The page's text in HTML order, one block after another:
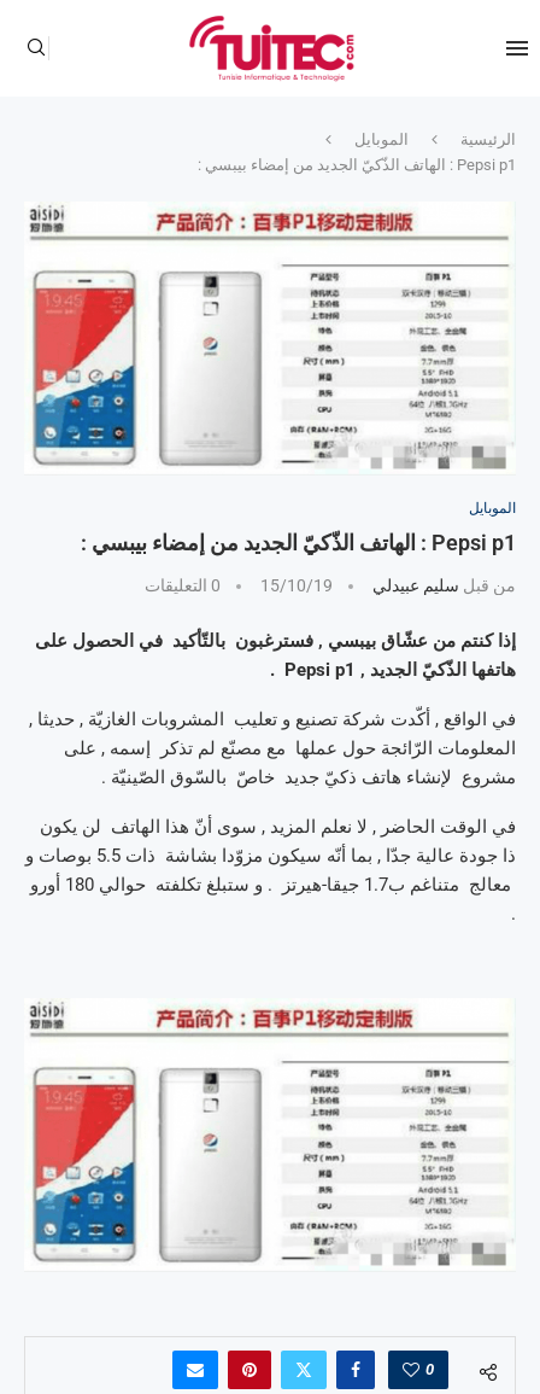
الرئيسية
الموبايل
Pepsi p1 : الهاتف الذّكيّ الجديد من إمضاء بيبسي :
الموبايل
Pepsi p1 : الهاتف الذّكيّ الجديد من إمضاء بيبسي :
من قبل سليم عبيدلي 15/10/19 0 التعليقات
إذا كنتم من عشّاق بيبسي , فسترغبون بالتّأكيد في الحصول على
هاتفها الذّكيّ الجديد , Pepsi p1 .
في الواقع , أكّدت شركة تصنيع و تعليب المشروبات الغازيّة , حديثا ,
المعلومات الرّائجة حول عملها مع مصنّع لم تذكر إسمه , على
مشروع لإنشاء هاتف ذكيّ جديد خاصّ بالسّوق الصّينيّة .
في الوقت الحاضر , لا نعلم المزيد , سوى أنّ هذا الهاتف لن يكون
ذا جودة عالية جدّا , بما أنّه سيكون مزوّدا بشاشة ذات 5.5 بوصات و
معالج متناغم ب1.7 جيقا-هيرتز . و ستبلغ تكلفته حوالي 180 أورو
.
0